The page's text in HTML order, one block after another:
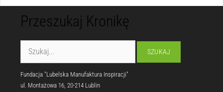
Przeszukaj Kronikę
Fundacja "Lubelska Manufaktura Inspiracji"
ul. Montażowa 16, 20-214 Lublin